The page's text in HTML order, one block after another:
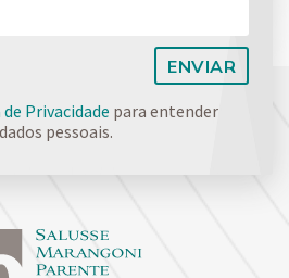
Privacidade para entender
pessoais.